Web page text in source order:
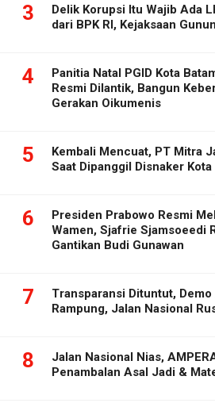
3
Delik Korupsi Itu Wajib Ada
dari BPK RI, Kejaksaan
4
Panitia Natal PGID Kota
Resmi Dilantik, Bangun
Gerakan Oikumenis
5
Kembali Mencuat, PT Mitra
Saat Dipanggil Disnaker
6
Presiden Prabowo Resmi
Wamen, Sjafrie Sjamsoeedi
Gantikan Budi Gunawan
7
Transparansi Dituntut, Demo
Rampung, Jalan Nasional
8
Jalan Nasional Nias,
Penambalan Asal Jadi &